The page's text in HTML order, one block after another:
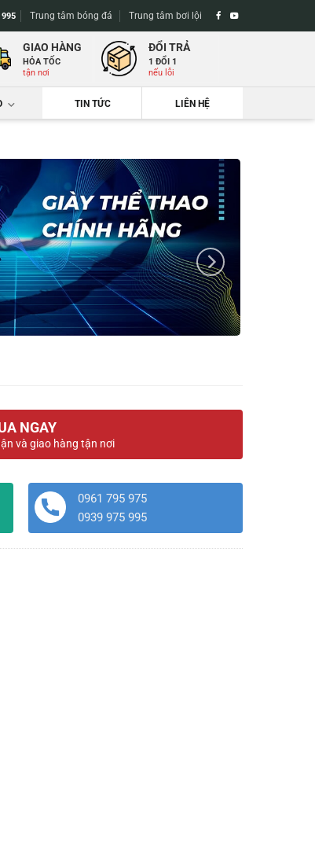
Trung tâm bóng đá Trung tâm bơi lội
GIAO HÀNG
HỎA TỐC
tận nơi
ĐỔI TRẢ
1 ĐỔI 1
nếu lỗi
TIN TỨC LIÊN HỆ
NGAY
và giao hàng tận nơi
0961 795 975
0939 975 995